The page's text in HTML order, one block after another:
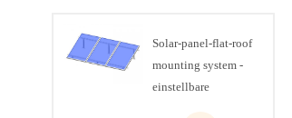
Solar-panel-flat-roof
mounting system -
einstellbare